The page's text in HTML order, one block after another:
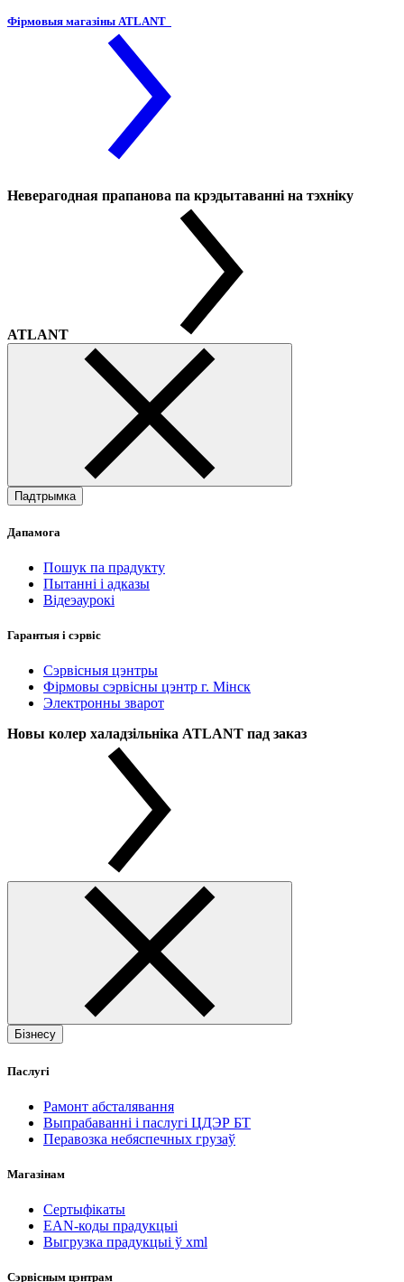
Фірмовыя магазіны ATLANT
Неверагодная прапанова па крэдытаванні на тэхніку
ATLANT
Падтрымка
Дапамога
Пошук па прадукту
Пытанні і адказы
Відеэаурокі
Гарантыя і сэрвіс
Сэрвісныя цэнтры
Фірмовы сэрвісны цэнтр г. Мінск
Электронны зварот
Новы колер халадзільніка ATLANT пад заказ
Бізнесу
Паслугі
Рамонт абсталявання
Выпрабаванні і паслугі ЦДЭР БТ
Перавозка небяспечных грузаў
Магазінам
Сертыфікаты
EAN-коды прадукцыі
Выгрузка прадукцыі ў xml
Сэрвісным цэнтрам